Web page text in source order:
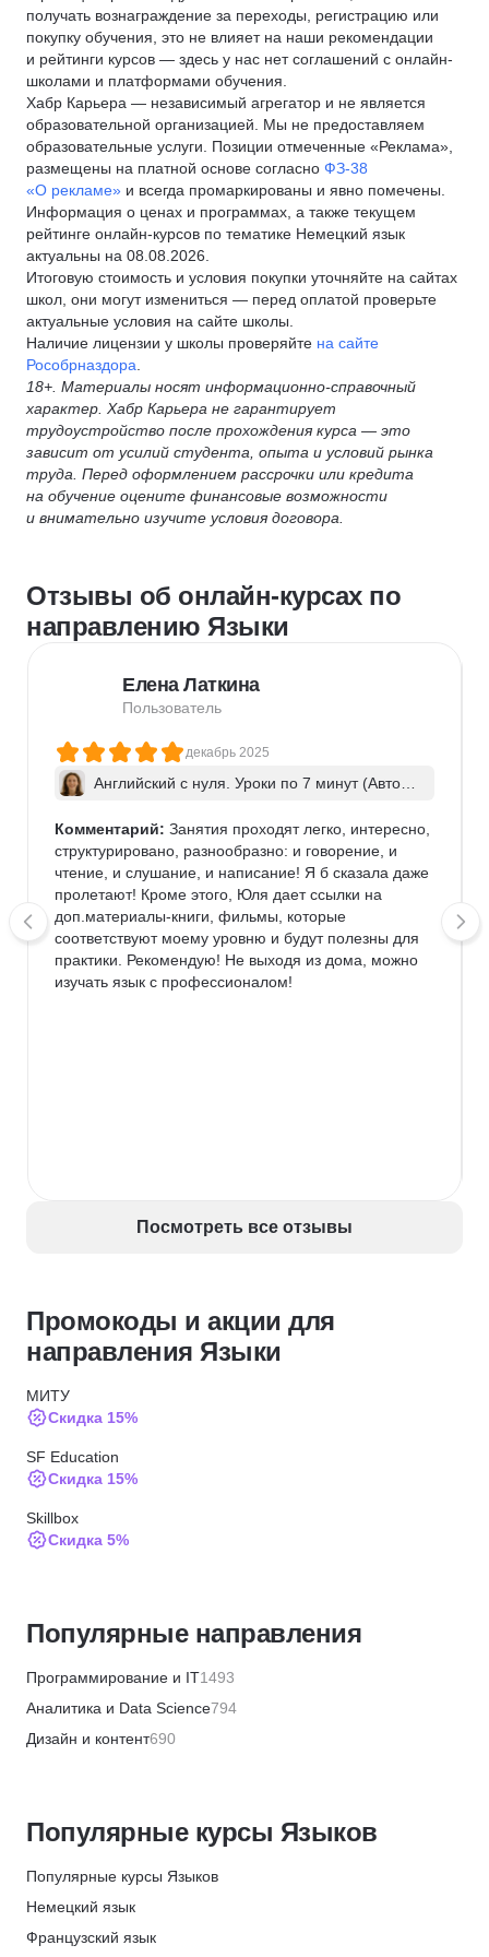
получать вознаграждение за переходы, регистрацию или
покупку обучения, это не влияет на наши рекомендации
и рейтинги курсов — здесь у нас нет соглашений с онлайн-
школами и платформами обучения.
Хабр Карьера — независимый агрегатор и не является
образовательной организацией. Мы не предоставляем
образовательные услуги. Позиции отмеченные «Реклама»,
размещены на платной основе согласно ФЗ-38
«О рекламе» и всегда промаркированы и явно помечены.
Информация о ценах и программах, а также текущем
рейтинге онлайн-курсов по тематике Немецкий язык
актуальны на 08.08.2026.
Итоговую стоимость и условия покупки уточняйте на сайтах
школ, они могут измениться — перед оплатой проверьте
актуальные условия на сайте школы.
Наличие лицензии у школы проверяйте на сайте
Рособрназдора
18+. Материалы носят информационно-справочный
характер. Хабр Карьера не гарантирует
трудоустройство после прохождения курса — это
зависит от усилий студента, опыта и условий рынка
труда. Перед оформлением рассрочки или кредита
на обучение оцените финансовые возможности
и внимательно изучите условия договора.
Отзывы об онлайн-курсах по
направлению Языки
Елена Латкина
Пользователь
декабрь 2025
Английский с нуля. Уроки по 7 минут (Авторс
Комментарий: Занятия проходят легко, интересно,
структурировано, разнообразно: и говорение, и
чтение, и слушание, и написание! Я б сказала даже
пролетают! Кроме этого, Юля дает ссылки на
доп.материалы-книги, фильмы, которые
соответствуют моему уровню и будут полезны для
практики. Рекомендую! Не выходя из дома, можно
изучать язык с профессионалом!
Посмотреть все отзывы
Промокоды и акции для
направления Языки
МИТУ
Скидка 15%
SF Education
Скидка 15%
Skillbox
Скидка 5%
Skyeng
Skyeng
Skyeng
Скидка 30%
Skyeng
Скидка 30%
Skyeng
Популярные направления
Программирование и IT1493
Аналитика и Data Science794
Дизайн и контент690
Финансы и бухгалтерия656
Популярные курсы Языков
Популярные курсы Языков
Немецкий язык
Французский язык